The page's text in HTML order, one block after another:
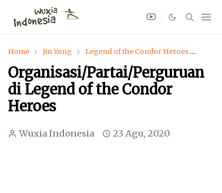
Home Jin Yong Legend of the Condor Heroes
Organisasi/Partai/Perguruan
di Legend of the Condor
Heroes
Wuxia Indonesia 23 Agu, 2020